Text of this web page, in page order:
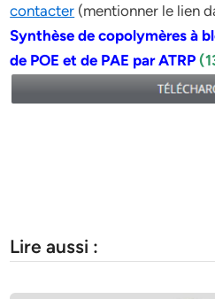
contacter (mentionner le lien
Synthèse de copolymères à
de POE et de PAE par ATRP
Lire aussi :